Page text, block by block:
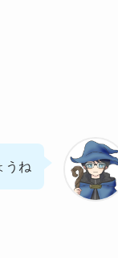
うね